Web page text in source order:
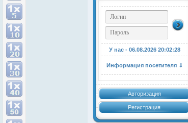
У нас - 06.08.2026 20:02:29
Информация посетителя ⇓
Авторизация
Регистрация